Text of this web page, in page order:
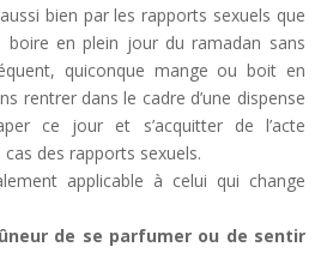
bien par les rapports sexuels que
en plein jour du ramadan sans
quiconque mange ou boit en
rentrer dans le cadre d’une dispense
ce jour et s’acquitter de l’acte
des rapports sexuels.
applicable à celui qui change
de se parfumer ou de sentir